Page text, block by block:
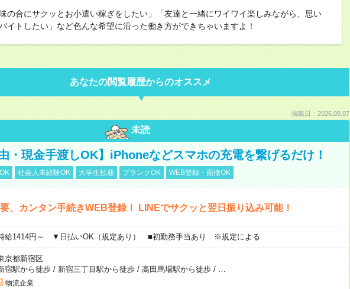
味の合にサクッとお小遣い稼ぎをしたい」「友達と一緒にワイワイ楽しみながら、思い
イトしたい」など色んな希望に沿った働き方ができちゃいますよ！
あなたの閲覧履歴からのオススメ
掲載日：2026.08.07
未読
・現金手渡しOK】iPhoneなどスマホの充電を繋げるだけ！
社会人未経験OK 大学生歓迎 ブランクOK WEB登録・面接OK
、カンタン手続きWEB登録！ LINEでサクッと翌日振り込み可能！
給1414円～ ▼日払いOK（規定あり） ■初勤務手当あり ※規定による
京都新宿区
宿駅から徒歩/ 新宿三丁目駅から徒歩/ 高田馬場駅から徒歩/
物流企業